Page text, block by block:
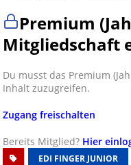
Premium
Mitgliedschaft
Du musst das Premium
Inhalt zuzugreifen.
Zugang freischalten
Bereits Mitglied? Hier
EDI FINGER JUNIOR